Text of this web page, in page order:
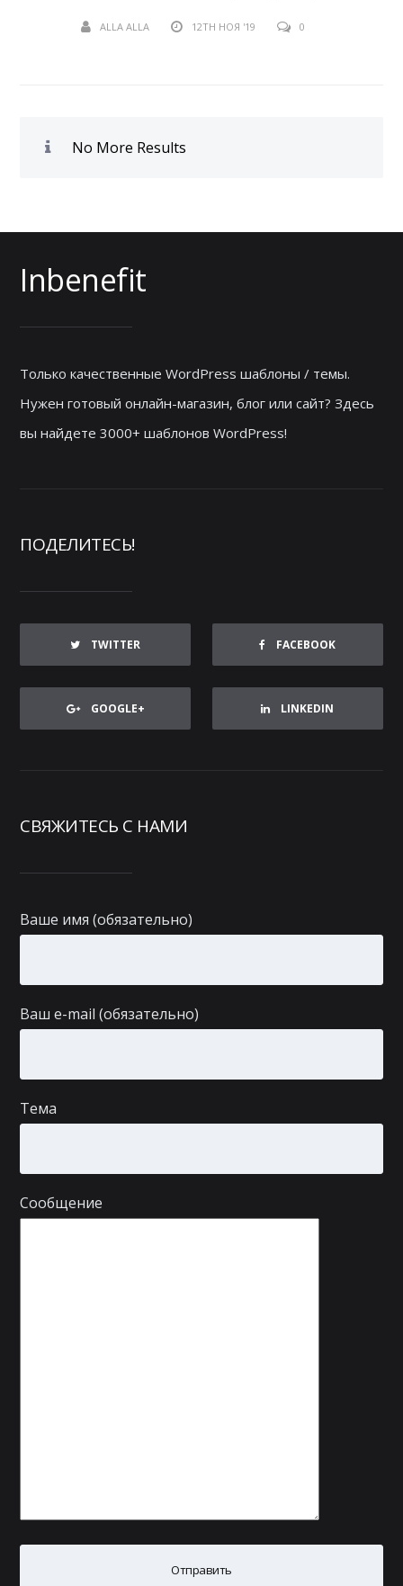
ALLA ALLA 12TH НОЯ '19 0
No More Results
Inbenefit
Только качественные WordPress шаблоны / темы.
Нужен готовый онлайн-магазин, блог или сайт? Здесь
вы найдете 3000+ шаблонов WordPress!
ПОДЕЛИТЕСЬ!
TWITTER FACEBOOK
GOOGLE+ LINKEDIN
СВЯЖИТЕСЬ С НАМИ
Ваше имя (обязательно)
Ваш e-mail (обязательно)
Тема
Сообщение